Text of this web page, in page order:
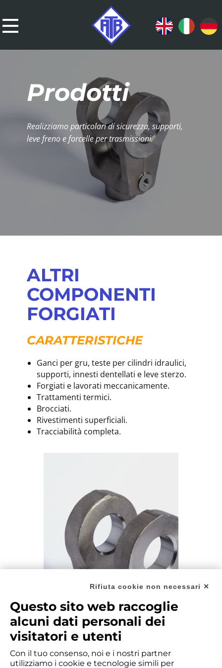
Prodotti
​Realizziamo particolari di sicurezza, supporti,
leve freno e forcelle per trasmissioni.
ALTRI
COMPONENTI
FORGIATI
CARATTERISTICHE
Ganci per gru, teste per cilindri idraulici,
supporti, innesti dentellati e leve sterzo.
Forgiati e lavorati meccanicamente.
Trattamenti termici.
Brocciati.
Rivestimenti superficiali.
Tracciabilità completa.
Rifiuta cookie non necessari ✕
Questo sito web raccoglie
alcuni dati personali dei
visitatori e utenti
Con il tuo consenso, noi e i nostri partner
utilizziamo i cookie e tecnologie simili per